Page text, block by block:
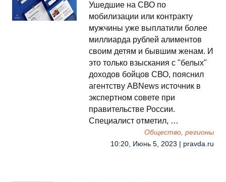
Ушедшие на СВО по
мобилизации или контракту
мужчины уже выплатили более
миллиарда рублей алиментов
своим детям и бывшим женам. И
это только взыскания с "белых"
доходов бойцов СВО, пояснил
агентству ABNews источник в
экспертном совете при
правительстве России.
Специалист отметил, …
Общество, регионы
10:20, Июнь 5, 2023 | pravda.ru